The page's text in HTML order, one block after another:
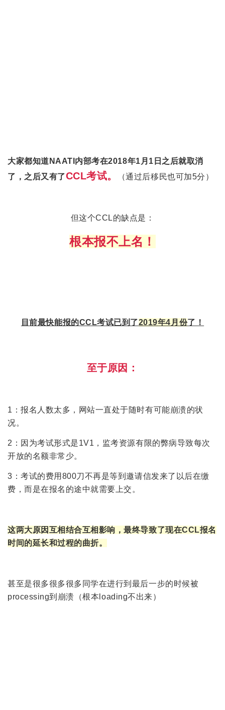
大家都知道NAATI内部考在2018年1月1日之后就取消
了，之后又有了CCL考试。 （通过后移民也可加5分）
但这个CCL的缺点是：
根本报不上名！
目前最快能报的CCL考试已到了2019年4月份了！
至于原因：
1：报名人数太多，网站一直处于随时有可能崩溃的状
况。
2：因为考试形式是1V1，监考资源有限的弊病导致每次
开放的名额非常少。
3：考试的费用800刀不再是等到邀请信发来了以后在缴
费，而是在报名的途中就需要上交。
这两大原因互相结合互相影响，最终导致了现在CCL报名
时间的延长和过程的曲折。
甚至是很多很多很多同学在进行到最后一步的时候被
processing到崩溃（根本loading不出来）